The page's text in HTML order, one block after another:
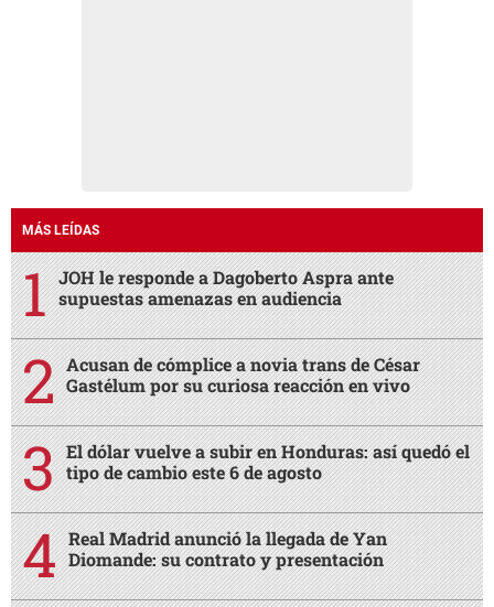
MÁS LEÍDAS
JOH le responde a Dagoberto Aspra ante
supuestas amenazas en audiencia
Acusan de cómplice a novia trans de César
Gastélum por su curiosa reacción en vivo
El dólar vuelve a subir en Honduras: así quedó el
tipo de cambio este 6 de agosto
Real Madrid anunció la llegada de Yan
Diomande: su contrato y presentación